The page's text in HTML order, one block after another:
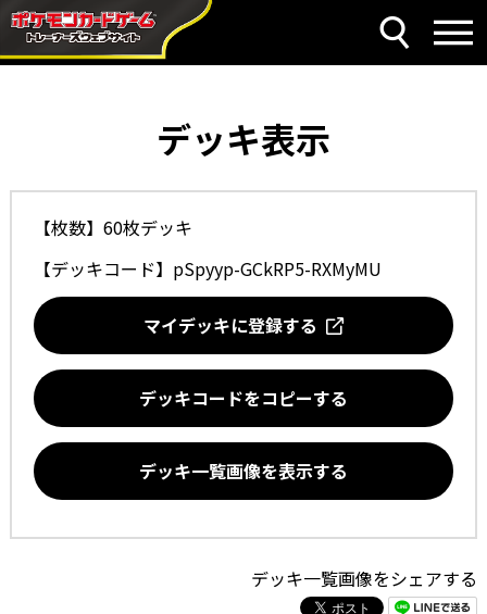
デッキ表示
【枚数】60枚デッキ
【デッキコード】 pSpyyp-GCkRP5-RXMyMU
マイデッキに登録する
デッキコードをコピーする
デッキ一覧画像を表示する
デッキ一覧画像をシェアする